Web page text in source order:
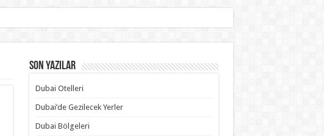
Son Yazılar
Dubai Otelleri
Dubai’de Gezilecek Yerler
Dubai Bölgeleri